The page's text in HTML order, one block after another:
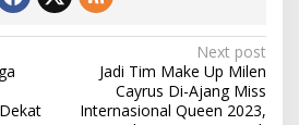
Next post
Jadi Tim Make Up Milen
Cayrus Di-Ajang Miss
Internasional Queen 2023,